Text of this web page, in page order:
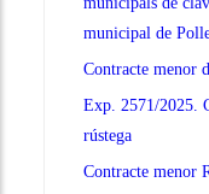
municipal de
Contracte menor
Exp. 2571/2025.
rústega
Contracte menor